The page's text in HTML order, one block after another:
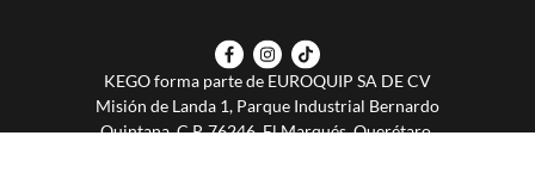
KEGO forma parte de EUROQUIP SA DE CV
Misión de Landa 1, Parque Industrial Bernardo
Quintana, C.P. 76246, El Marqués, Querétaro,